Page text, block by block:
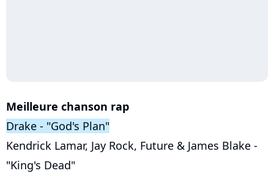
Meilleure chanson rap
Drake - "God's Plan"
Kendrick Lamar, Jay Rock, Future & James Blake -
"King's Dead"